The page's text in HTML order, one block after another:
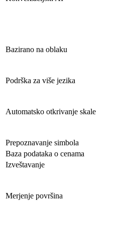
Bazirano na oblaku
Podrška za više jezika
Automatsko otkrivanje skale
Prepoznavanje simbola
Baza podataka o cenama
Izveštavanje
Merjenje površina